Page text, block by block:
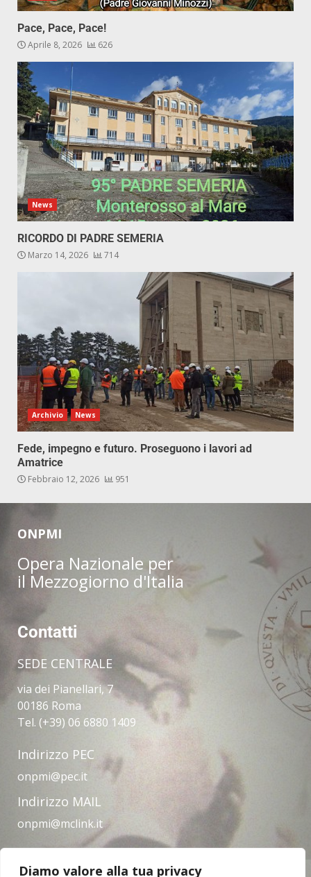
Diamo valore alla tua privacy
Pace, Pace, Pace!
Aprile 8, 2026 626
News
RICORDO DI PADRE SEMERIA
Marzo 14, 2026 714
Archivio News
Fede, impegno e futuro. Proseguono i lavori ad
Amatrice
Febbraio 12, 2026 951
ONPMI
Opera Nazionale per
il Mezzogiorno d'Italia
Contatti
SEDE CENTRALE
via dei Pianellari, 7
00186 Roma
Tel. (+39) 06 6880 1409
Indirizzo PEC
onpmi@pec.it
Indirizzo MAIL
onpmi@mclink.it